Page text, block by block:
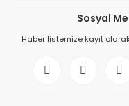
Sosyal
Haber listemize kayıt